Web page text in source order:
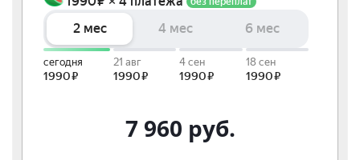
7 960 руб.